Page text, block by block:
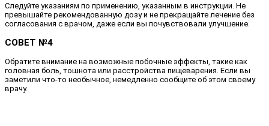
Следуйте указаниям по применению, указанным в инструкции. Не
превышайте рекомендованную дозу и не прекращайте лечение без
согласования с врачом, даже если вы почувствовали улучшение.
СОВЕТ №4
Обратите внимание на возможные побочные эффекты, такие как
головная боль, тошнота или расстройства пищеварения. Если вы
заметили что-то необычное, немедленно сообщите об этом своему
врачу.